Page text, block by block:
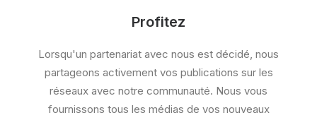
Profitez
Lorsqu'un partenariat avec nous est décidé, nous
partageons activement vos publications sur les
réseaux avec notre communauté. Nous vous
fournissons tous les médias de vos nouveaux